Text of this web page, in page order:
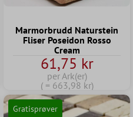
Marmorbrudd Naturstein
Fliser Poseidon Rosso
Cream
61,75 kr
per Ark(er)
( = 663,98 kr)
Gratisprøver